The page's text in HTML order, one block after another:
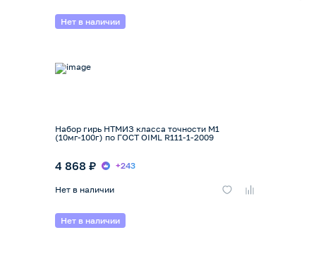
Нет в наличии
Набор гирь НТМИЗ класса точности М1
(10мг-100г) по ГОСТ OIML R111-1-2009
4 868 ₽ +243
Нет в наличии
Нет в наличии